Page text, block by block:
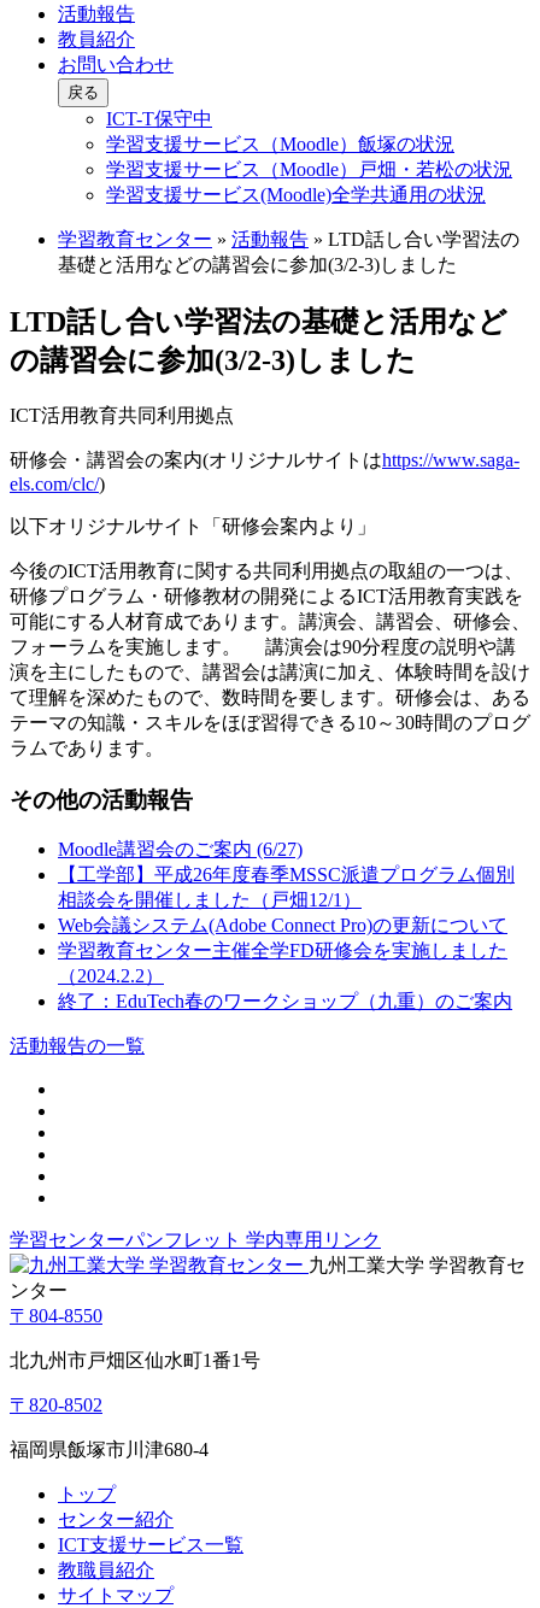
活動報告
教員紹介
お問い合わせ
戻る
ICT-T保守中
学習支援サービス（Moodle）飯塚の状況
学習支援サービス（Moodle）戸畑・若松の状況
学習支援サービス(Moodle)全学共通用の状況
学習教育センター » 活動報告 » LTD話し合い学習法の
基礎と活用などの講習会に参加(3/2-3)しました
LTD話し合い学習法の基礎と活用など
の講習会に参加(3/2-3)しました
ICT活用教育共同利用拠点
研修会・講習会の案内(オリジナルサイトはhttps://www.saga-
els.com/clc/)
以下オリジナルサイト「研修会案内より」
今後のICT活用教育に関する共同利用拠点の取組の一つは、
研修プログラム・研修教材の開発によるICT活用教育実践を
可能にする人材育成であります。講演会、講習会、研修会、
フォーラムを実施します。 講演会は90分程度の説明や講
演を主にしたもので、講習会は講演に加え、体験時間を設け
て理解を深めたもので、数時間を要します。研修会は、ある
テーマの知識・スキルをほぼ習得できる10～30時間のプログ
ラムであります。
その他の活動報告
Moodle講習会のご案内 (6/27)
【工学部】平成26年度春季MSSC派遣プログラム個別
相談会を開催しました（戸畑12/1）
Web会議システム(Adobe Connect Pro)の更新について
学習教育センター主催全学FD研修会を実施しました
（2024.2.2）
終了：EduTech春のワークショップ（九重）のご案内
活動報告の一覧
学習センターパンフレット 学内専用リンク
九州工業大学 学習教育セ
ンター
〒804-8550
北九州市戸畑区仙水町1番1号
〒820-8502
福岡県飯塚市川津680-4
トップ
センター紹介
ICT支援サービス一覧
教職員紹介
サイトマップ